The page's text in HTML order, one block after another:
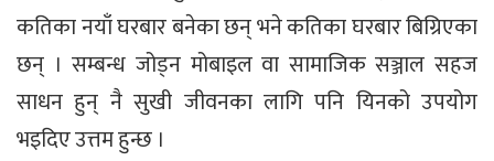
कतिका नयाँ घरबार बनेका छन् भने कतिका घरबार बिग्रिएका
छन् । सम्बन्ध जोड्न मोबाइल वा सामाजिक सञ्जाल सहज
साधन हुन् नै सुखी जीवनका लागि पनि यिनको उपयोग
भइदिए उत्तम हुन्छ ।